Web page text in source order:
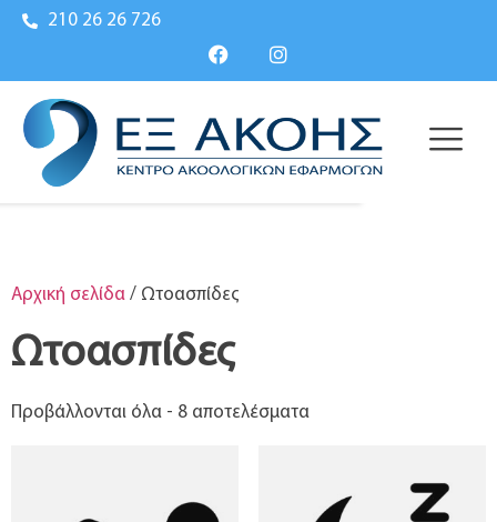
210 26 26 726
Αρχική σελίδα / Ωτοασπίδες
Ωτοασπίδες
Προβάλλονται όλα - 8 αποτελέσματα